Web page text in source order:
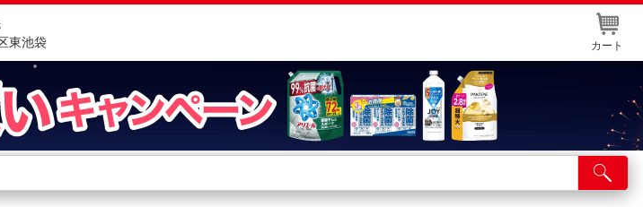
東池袋
カート
がす
店舗サービス
ネット取り置き